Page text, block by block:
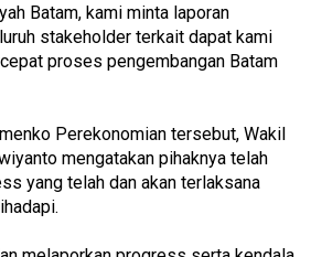
Batam, kami minta laporan
stakeholder terkait dapat kami
proses pengembangan Batam
Perekonomian tersebut, Wakil
mengatakan pihaknya telah
yang telah dan akan terlaksana